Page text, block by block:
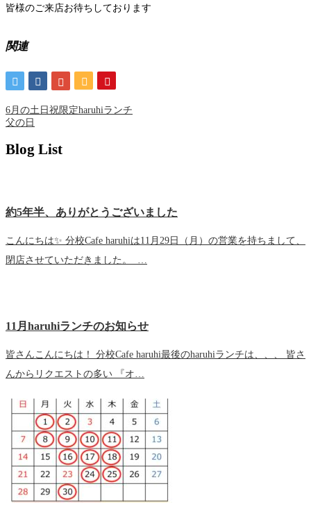
皆様のご来店お待ちしております
関連
6月の土日祝限定haruhiランチ
父の日
Blog List
約5年半、ありがとうございました
こんにちは✨ 分校Cafe haruhiは11月29日（月）の営業を持ちまして、
閉店させていただきました。 …
11月haruhiランチのお知らせ
皆さんこんにちは！ 分校Cafe haruhi最後のharuhiランチは、、、 皆さ
んからリクエストの多い 『オ…